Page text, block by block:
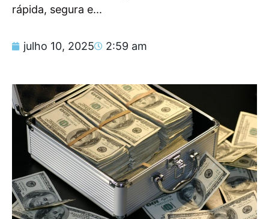
rápida, segura e...
julho 10, 2025 2:59 am